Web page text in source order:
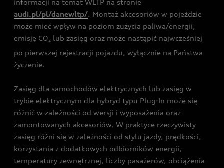
informacji na temat WLTP na stronie
audi.pl/pl/danewltp/. Montaż akcesoriów w pojeździe
może mieć wpływ na poziom zużycia paliwa/energii,
emisję CO2 lub zasięg oraz może nastąpić najwcześniej
po pierwszej rejestracji pojazdu, wyłącznie na Państwa
życzenie.
Zasięg dla samochodów elektrycznych lub zasięg w
trybie elektrycznym dla hybryd typu Plug-In może się
różnić w zależności od wersji i wyposażenia oraz
zamontowanych akcesoriów. W praktyce rzeczywisty
zasięg różni się w zależności od stylu jazdy, prędkości,
korzystania z dodatkowych odbiorników energii,
temperatury zewnętrznej, liczby pasażerów, obciążenia